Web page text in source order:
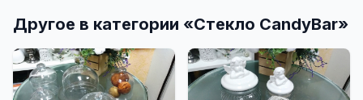
Другое в категории «Стекло CandyBar»